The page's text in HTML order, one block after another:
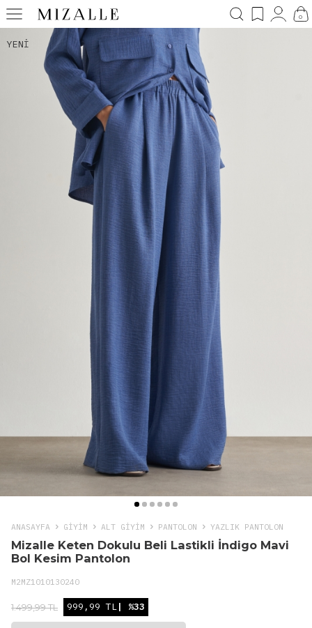
0
YENI
ANASAYFA GIYIM ALT GİYİM PANTOLON YAZLIK PANTOLON
Mizalle Keten Dokulu Beli Lastikli İndigo Mavi
Bol Kesim Pantolon
M2MZ1010130240
1.499,99 TL 999,99 TL| %33